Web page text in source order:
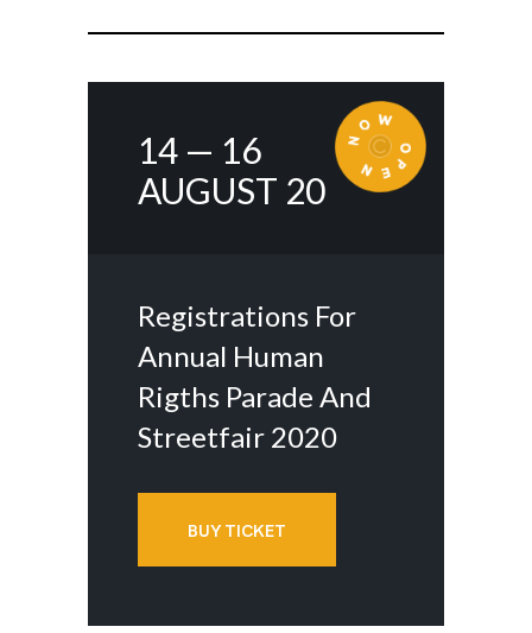
14 — 16
AUGUST 20
Registrations For
Annual Human
Rigths Parade And
Streetfair 2020
BUY TICKET